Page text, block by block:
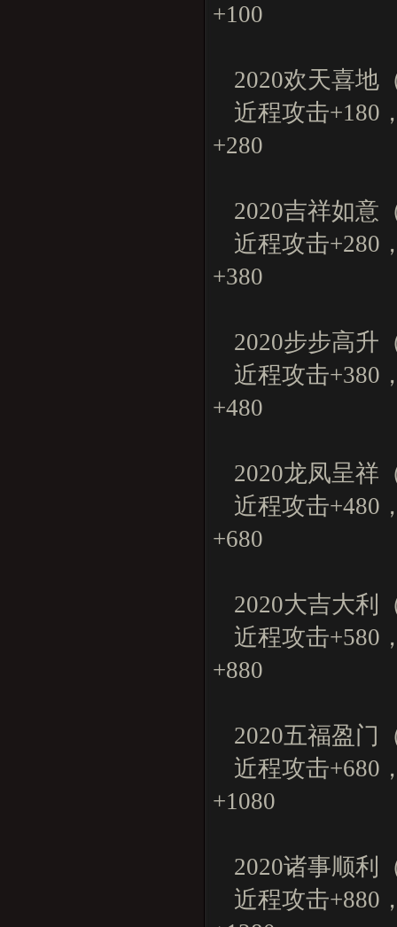
+100
2020欢天喜地
近程攻击+180
+280
2020吉祥如意
近程攻击+280
+380
2020步步高升
近程攻击+380
+480
2020龙凤呈祥
近程攻击+480
+680
2020大吉大利
近程攻击+580
+880
2020五福盈门
近程攻击+680
+1080
2020诸事顺利
近程攻击+880